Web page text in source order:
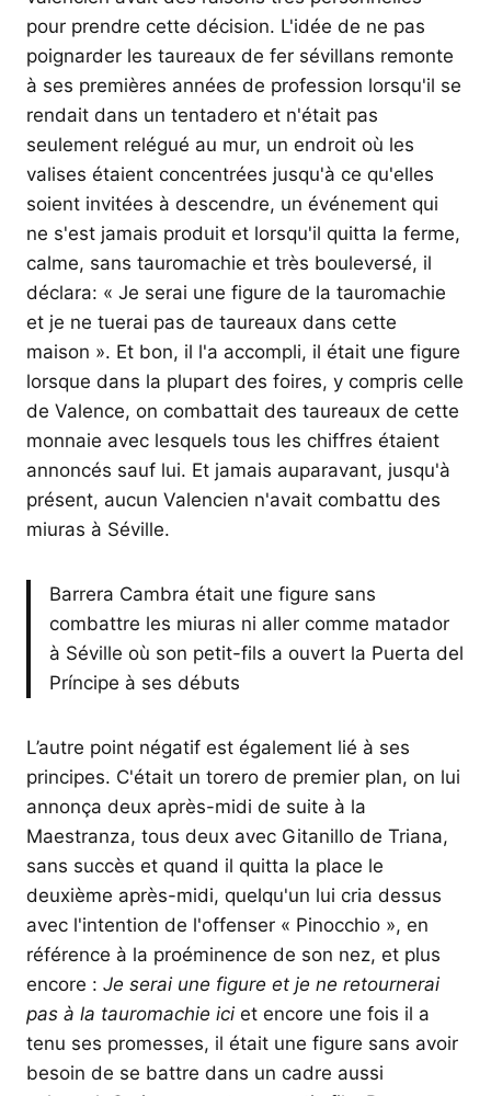
pour prendre cette décision. L'idée de ne pas
poignarder les taureaux de fer sévillans remonte
à ses premières années de profession lorsqu'il se
rendait dans un tentadero et n'était pas
seulement relégué au mur, un endroit où les
valises étaient concentrées jusqu'à ce qu'elles
soient invitées à descendre, un événement qui
ne s'est jamais produit et lorsqu'il quitta la ferme,
calme, sans tauromachie et très bouleversé, il
déclara: « Je serai une figure de la tauromachie
et je ne tuerai pas de taureaux dans cette
maison ». Et bon, il l'a accompli, il était une figure
lorsque dans la plupart des foires, y compris celle
de Valence, on combattait des taureaux de cette
monnaie avec lesquels tous les chiffres étaient
annoncés sauf lui. Et jamais auparavant, jusqu'à
présent, aucun Valencien n'avait combattu des
miuras à Séville.
Barrera Cambra était une figure sans
combattre les miuras ni aller comme matador
à Séville où son petit-fils a ouvert la Puerta del
Príncipe à ses débuts
L’autre point négatif est également lié à ses
principes. C'était un torero de premier plan, on lui
annonça deux après-midi de suite à la
Maestranza, tous deux avec Gitanillo de Triana,
sans succès et quand il quitta la place le
deuxième après-midi, quelqu'un lui cria dessus
avec l'intention de l'offenser « Pinocchio », en
référence à la proéminence de son nez, et plus
encore : Je serai une figure et je ne retournerai
pas à la tauromachie ici et encore une fois il a
tenu ses promesses, il était une figure sans avoir
besoin de se battre dans un cadre aussi